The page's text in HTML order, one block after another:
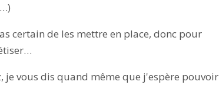
certain de les mettre en place, donc pour
je vous dis quand même que j'espère pouvoir